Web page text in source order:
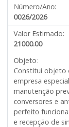
Número/Ano:
0026/2026
Valor Estimado:
21000.00
Objeto:
Constitui objeto
empresa
manutenção
conversores e
perfeito
e recepção de